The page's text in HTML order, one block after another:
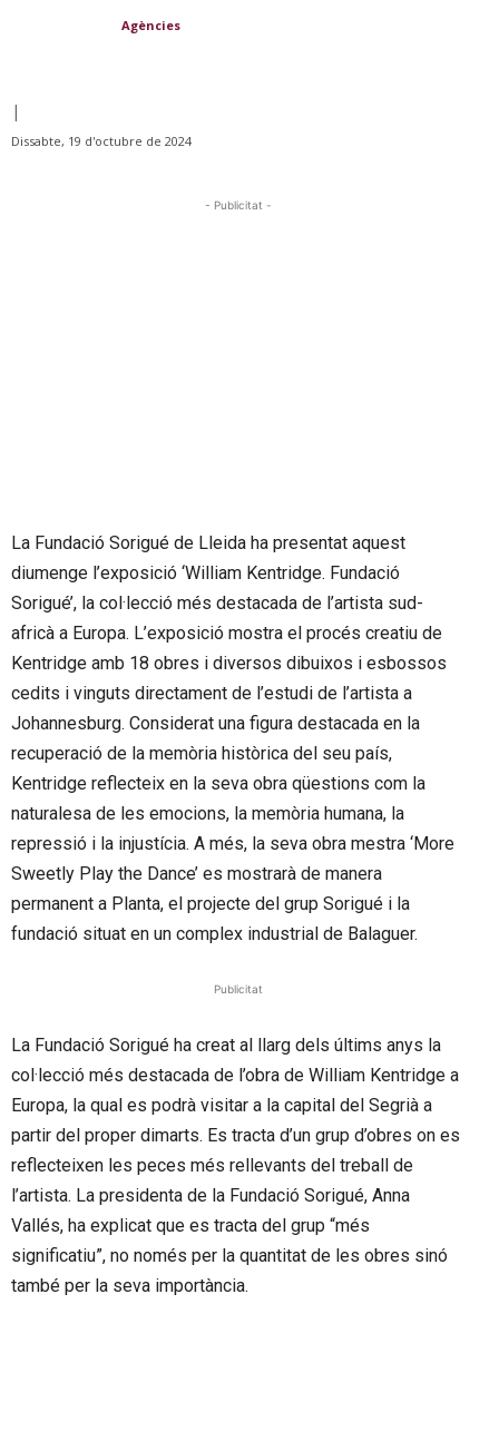
Agències
|
Dissabte, 19 d'octubre de 2024
- Publicitat -
La Fundació Sorigué de Lleida ha presentat aquest
diumenge l’exposició ‘William Kentridge. Fundació
Sorigué’, la col·lecció més destacada de l’artista sud-
africà a Europa. L’exposició mostra el procés creatiu de
Kentridge amb 18 obres i diversos dibuixos i esbossos
cedits i vinguts directament de l’estudi de l’artista a
Johannesburg. Considerat una figura destacada en la
recuperació de la memòria històrica del seu país,
Kentridge reflecteix en la seva obra qüestions com la
naturalesa de les emocions, la memòria humana, la
repressió i la injustícia. A més, la seva obra mestra ‘More
Sweetly Play the Dance’ es mostrarà de manera
permanent a Planta, el projecte del grup Sorigué i la
fundació situat en un complex industrial de Balaguer.
Publicitat
La Fundació Sorigué ha creat al llarg dels últims anys la
col·lecció més destacada de l’obra de William Kentridge a
Europa, la qual es podrà visitar a la capital del Segrià a
partir del proper dimarts. Es tracta d’un grup d’obres on es
reflecteixen les peces més rellevants del treball de
l’artista. La presidenta de la Fundació Sorigué, Anna
Vallés, ha explicat que es tracta del grup “més
significatiu”, no només per la quantitat de les obres sinó
també per la seva importància.